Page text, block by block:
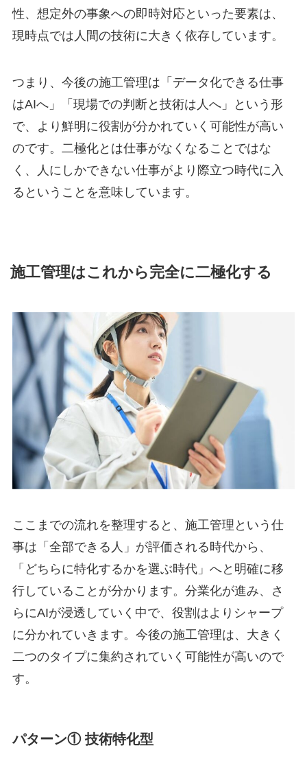
性、想定外の事象への即時対応といった要素は、
現時点では人間の技術に大きく依存しています。
つまり、今後の施工管理は「データ化できる仕事
はAIへ」「現場での判断と技術は人へ」という形
で、より鮮明に役割が分かれていく可能性が高い
のです。二極化とは仕事がなくなることではな
く、人にしかできない仕事がより際立つ時代に入
るということを意味しています。
施工管理はこれから完全に二極化する
ここまでの流れを整理すると、施工管理という仕
事は「全部できる人」が評価される時代から、
「どちらに特化するかを選ぶ時代」へと明確に移
行していることが分かります。分業化が進み、さ
らにAIが浸透していく中で、役割はよりシャープ
に分かれていきます。今後の施工管理は、大きく
二つのタイプに集約されていく可能性が高いので
す。
パターン① 技術特化型